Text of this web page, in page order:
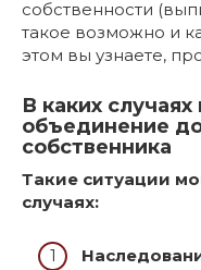
собственности
такое возможно и
этом вы узнаете,
В каких
объединение
собственника
Такие ситуации
случаях: